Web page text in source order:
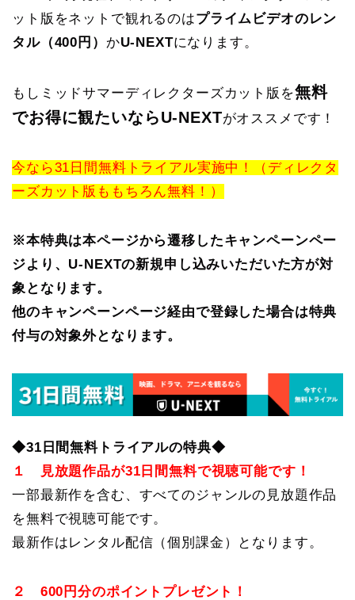
ット版をネットで観れるのはプライムビデオのレン
タル（400円） かU-NEXTになります。
もしミッドサマーディレクターズカット版を無料
でお得に観たいならU-NEXTがオススメです！
今なら31日間無料トライアル実施中！（ディレクタ
ーズカット版ももちろん無料！）
※本特典は本ページから遷移したキャンペーンペー
ジより、U-NEXTの新規申し込みいただいた方が対
象となります。
他のキャンペーンページ経由で登録した場合は特典
付与の対象外となります。
◆31日間無料トライアルの特典◆
１ 見放題作品が31日間無料で視聴可能です！
一部最新作を含む、すべてのジャンルの見放題作品
を無料で視聴可能です。
最新作はレンタル配信（個別課金）となります。
２ 600円分のポイントプレゼント！